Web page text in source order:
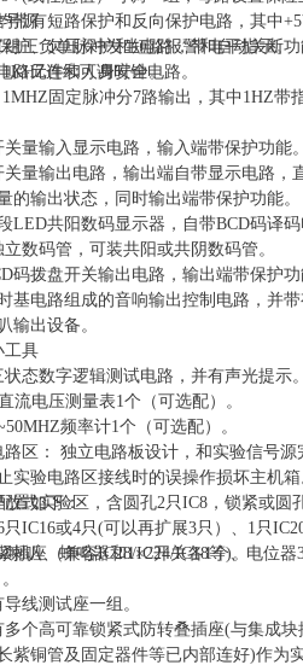
带有短路保护和反向保护电路，其中
护、欠压保护和短路报警和自动关断功
路元件和人身安全。
号源
组正负单脉冲发生电路，带电平指示。
连续可调时钟电路。
固定脉冲分7路输出，其中1HZ带
关量输入显示电路，输入端带保护功能。
关量输出电路，输出端自带显示电路，
的输出状态，同时输出端带保护功能。
LED共阳数码显示器，自带BCD码译
立数码管，可装共阳或共阴数码管。
码拨盘开关输出电路，输出端带保护功
基电路组成的音响输出控制电路，并
输出设备。
工具
状态数字逻辑测试电路，并有声光提示
流电压测量表1个（可选配）。
频率计1个（可选配）。
路区： 独立电路板设计，和实验信号源
实验电路区接线时的误操作损坏主机箱
置如下：
放式实验区，含圆孔2只IC8，锁紧或圆
只IC16或4只(可以再扩展3只）、1只IC20
插座（兼容IC28/IC24/IC18等)。
喇叭、蜂鸣器和1×2开关各1个、电位器
线测试座一组。
多个高可靠锁紧式防转叠插座(与集成块
紫铜管及固定器件等已内部连好)作为实